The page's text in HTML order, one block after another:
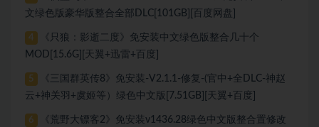
文绿色版豪华版整合全部DLC[101GB][百度网盘]
4
《只狼：影逝二度》免安装中文绿色版整合几十个
MOD[15.6G][天翼+迅雷+百度]
5
《三国群英传8》免安装-V2.1.1-修复-(官中+全DLC-神赵
云+神关羽+虞姬等）绿色中文版[7.51GB][天翼+百度]
6
《荒野大镖客2》免安装v1436.28绿色中文版整合置修改